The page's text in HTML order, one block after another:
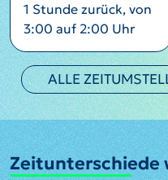
1 Stunde zurück, von
3:00 auf 2:00 Uhr
ALLE
Zeitunterschiede